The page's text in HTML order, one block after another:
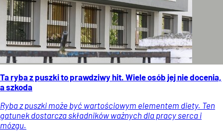
Ta ryba z puszki to prawdziwy hit. Wiele osób jej nie docenia,
a szkoda
Ryba z puszki może być wartościowym elementem diety. Ten
gatunek dostarcza składników ważnych dla pracy serca i
mózgu.